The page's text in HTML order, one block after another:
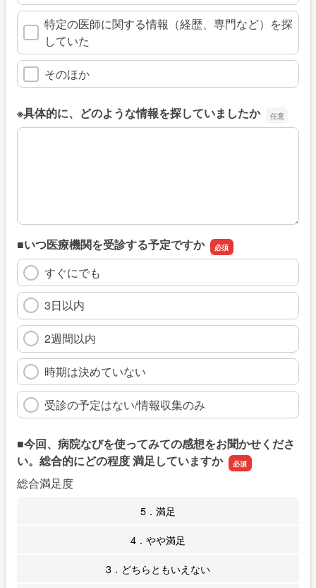
特定の医師に関する情報（経歴、専門など）を探
していた
そのほか
※具体的に、どのような情報を探していましたか
※具体的に、どのような情報を探していましたか
■いつ医療機関を受診する予定ですか
すぐにでも
3日以内
2週間以内
時期は決めていない
受診の予定はない/情報収集のみ
■今回、病院なびを使ってみての感想をお聞かせくださ
い。総合的にどの程度 満足していますか
総合満足度
5．満足
4．やや満足
3．どちらともいえない